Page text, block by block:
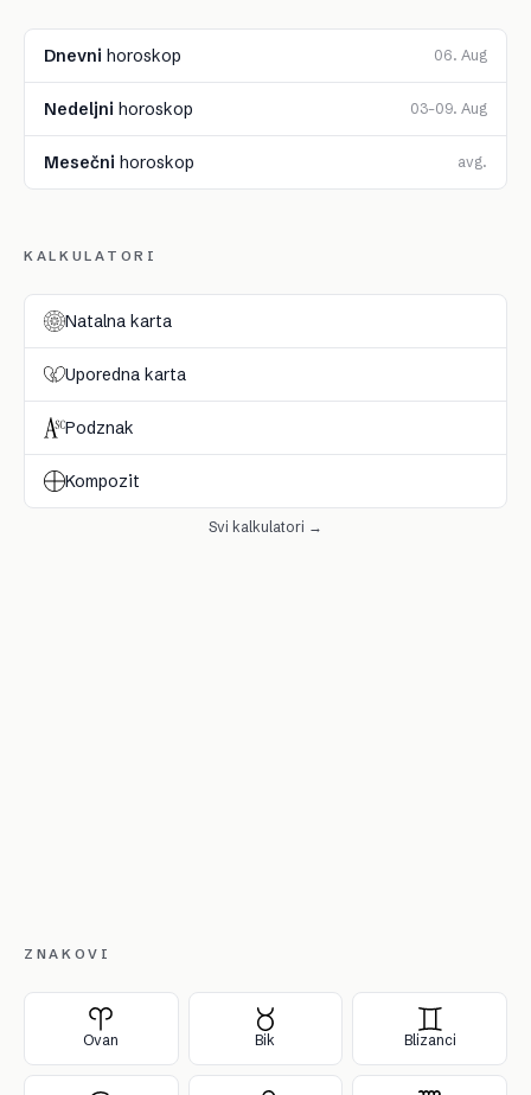
Dnevni horoskop 06. Aug
Nedeljni horoskop 03–09. Aug
Mesečni horoskop avg.
KALKULATORI
Natalna karta
Uporedna karta
Podznak
Kompozit
Svi kalkulatori →
ZNAKOVI
Ovan Bik Blizanci